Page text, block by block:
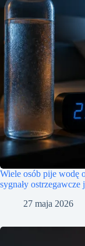
Wiele osób pije wodę
sygnały ostrzegawcze
27 maja 2026